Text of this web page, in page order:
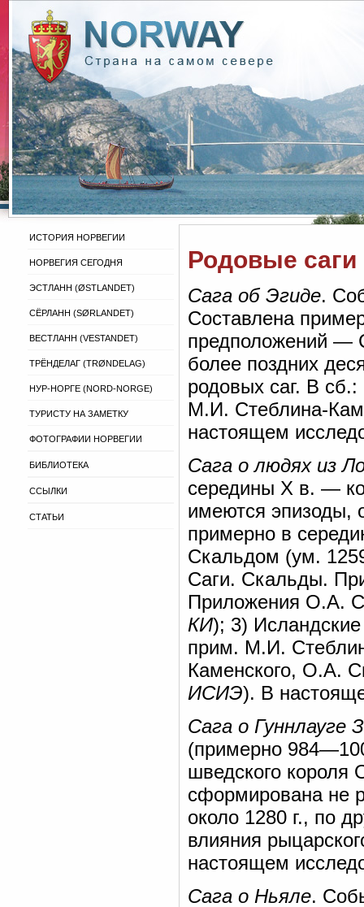
ИСТОРИЯ НОРВЕГИИ
НОРВЕГИЯ СЕГОДНЯ
ЭСТЛАНН (ØSTLANDET)
СЁРЛАНН (SØRLANDET)
ВЕСТЛАНН (VESTANDET)
ТРЁНДЕЛАГ (TRØNDELAG)
НУР-НОРГЕ (NORD-NORGE)
ТУРИСТУ НА ЗАМЕТКУ
ФОТОГРАФИИ НОРВЕГИИ
БИБЛИОТЕКА
ССЫЛКИ
СТАТЬИ
Родовые саги
Сага об Эгиде.
Составлена
предположений —
более поздних
родовых саг. В
М.И. Стеблина-
настоящем
Сага о людях из
середины X в. —
имеются эпизоды,
примерно в
Скальдом (ум.
Саги. Скальды.
Приложения О.А.
КИ); 3) Исландские
прим. М.И.
Каменского, О.А.
ИСИЭ). В
Сага о Гуннлауге
(примерно
шведского короля
сформирована не
около 1280 г., по
влияния
настоящем
Сага о Ньяле.